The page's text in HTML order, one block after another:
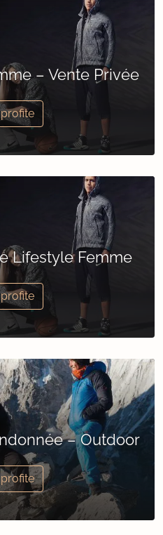
– Vente Privée
profite
Lifestyle Femme
profite
– Outdoor
profite